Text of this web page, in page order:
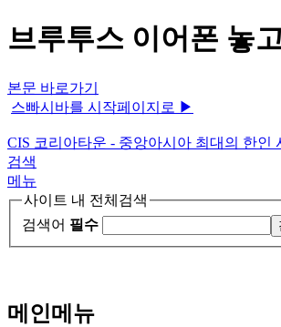
브루투스 이어폰 놓
본문 바로가기
스빠시바를 시작페이지로 ▶
CIS 코리아타운 - 중앙아시아 최대의 한인
검색
메뉴
사이트 내 전체검색
검색어 필수
메인메뉴